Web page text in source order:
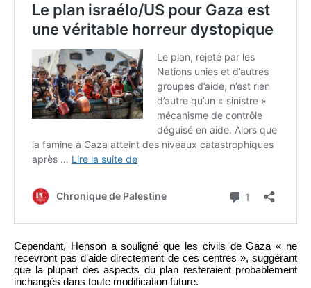
Cependant, Henson a souligné que les civils de Gaza « ne
recevront pas d’aide directement de ces centres », suggérant
que la plupart des aspects du plan resteraient probablement
inchangés dans toute modification future.